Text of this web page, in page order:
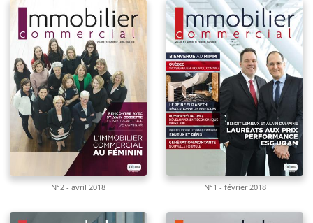
N°2 - avril 2018 N°1 - février 2018